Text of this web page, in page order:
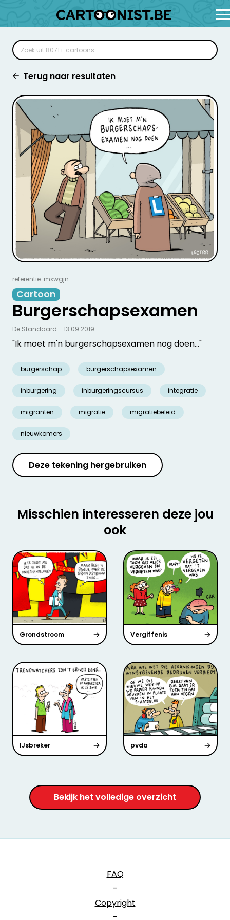
Terug naar resultaten
referentie: mxwgjn
Cartoon
Burgerschapsexamen
"Ik moet m'n burgerschapsexamen nog doen..."
burgerschap burgerschapsexamen
inburgering inburgeringscursus integratie
migranten migratie migratiebeleid
nieuwkomers
De Standaard - 13.09.2019
Deze tekening hergebruiken
Misschien interesseren deze jou
ook
Grondstroom Vergiffenis
IJsbreker pvda
Bekijk het volledige overzicht
FAQ
-
Copyright
-